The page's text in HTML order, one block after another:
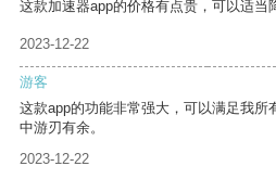
这款加速器app的价格有点贵，可以适当
2023-12-22
游客
这款app的功能非常强大，可以满足我所
中游刃有余。
2023-12-22